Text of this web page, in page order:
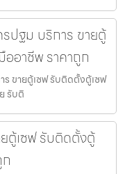
ปฐม บริการ ขายตู้
อาชีพ ราคาถูก
ขายตู้เซฟ รับติดตั้งตู้เซฟ
รับติ
ตู้เซฟ รับติดตั้งตู้